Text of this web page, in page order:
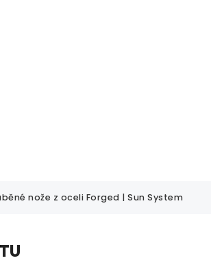
nože z oceli Forged | Sun System